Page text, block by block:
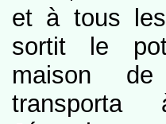
et à tous
sortit le
maison
transporta